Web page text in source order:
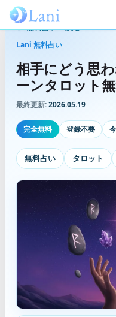
Lani 無料占い
相手にどう思
ーンタロット無
最終更新:2026.05.19
完全無料 登録不要
無料占い タロット